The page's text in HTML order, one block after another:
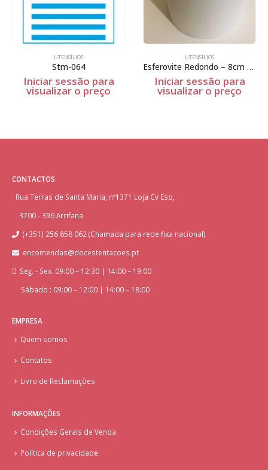
UTENSÍLIOS
Stm-064
Iniciar sessão para
visualizar o preço
UTENSÍLIOS
Esferovite Redondo – 8cm Espessura
Iniciar sessão para
visualizar o preço
CONTACTOS
Rua Terras de Santa Maria, nº1371 Loja Cv Esq,
3700 - 396 Arrifana
(+351) 256 858 062 (Chamada para rede fixa nacional)
encomendas@docestentacoes.pt
Seg. - Sex. 09:00 – 12:30 | 14:00 – 19:00
Sábado : 09:00 – 12:00 | 14:00 – 18:00
EMPRESA
Quem somos
Contatos
Livro de Reclamações
INFORMAÇÕES
Condições Gerais de Venda
Política de privacidade